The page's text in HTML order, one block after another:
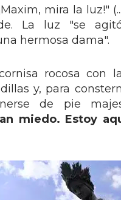
mira la luz!"
La luz "se
hermosa dama".
rocosa con
y, para
de pie
miedo. Estoy